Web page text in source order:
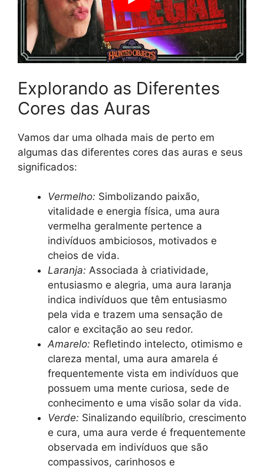
Explorando as Diferentes
Cores das Auras
Vamos dar uma olhada mais de perto em
algumas das diferentes cores das auras e seus
significados:
Vermelho: Simbolizando paixão,
vitalidade e energia física, uma aura
vermelha geralmente pertence a
indivíduos ambiciosos, motivados e
cheios de vida.
Laranja: Associada à criatividade,
entusiasmo e alegria, uma aura laranja
indica indivíduos que têm entusiasmo
pela vida e trazem uma sensação de
calor e excitação ao seu redor.
Amarelo: Refletindo intelecto, otimismo e
clareza mental, uma aura amarela é
frequentemente vista em indivíduos que
possuem uma mente curiosa, sede de
conhecimento e uma visão solar da vida.
Verde: Sinalizando equilíbrio, crescimento
e cura, uma aura verde é frequentemente
observada em indivíduos que são
compassivos, carinhosos e